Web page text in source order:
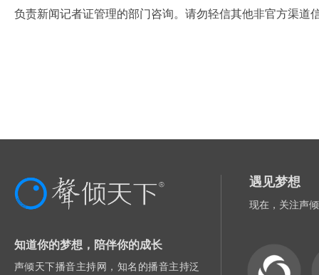
负责新闻记者证管理的部门咨询。请勿轻信其他非官方渠道
知道你的梦想，陪伴你的成长
声倾天下播音主持网，知名的播音主持泛
遇见梦想
现在，关注声